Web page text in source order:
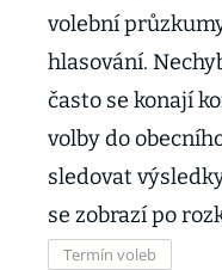
volební
hlasování.
často se konají
volby do
sledovat
se zobrazí po
Termín voleb